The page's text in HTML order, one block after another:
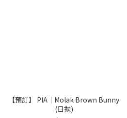
【預訂】 PIA｜Molak Brown Bunny
(日拋)